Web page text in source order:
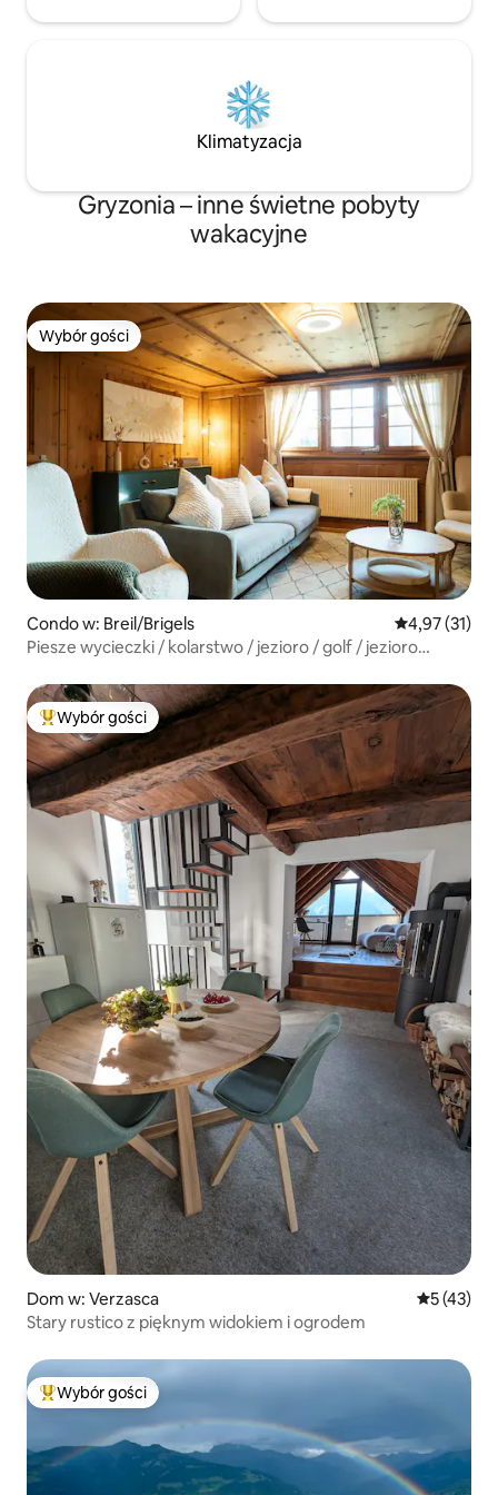
Klimatyzacja
Gryzonia – inne świetne pobyty
wakacyjne
Wybór gości
Wybór gości
Condo w: Breil/Brigels Średnia
4,97 (31)
Piesze wycieczki / kolarstwo / jezioro / golf / jezioro
Najpopularniejsze z kategorii Wybór gości
Wybór gości
Dom w: Verzasca Średnia
5 (43)
Stary rustico z pięknym widokiem i ogrodem
Najpopularniejsze z kategorii Wybór gości
Wybór gości